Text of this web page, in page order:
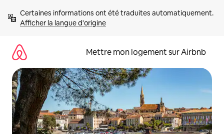
directement
Afficher la langue d'origine
Mettre mon logement sur Airbnb